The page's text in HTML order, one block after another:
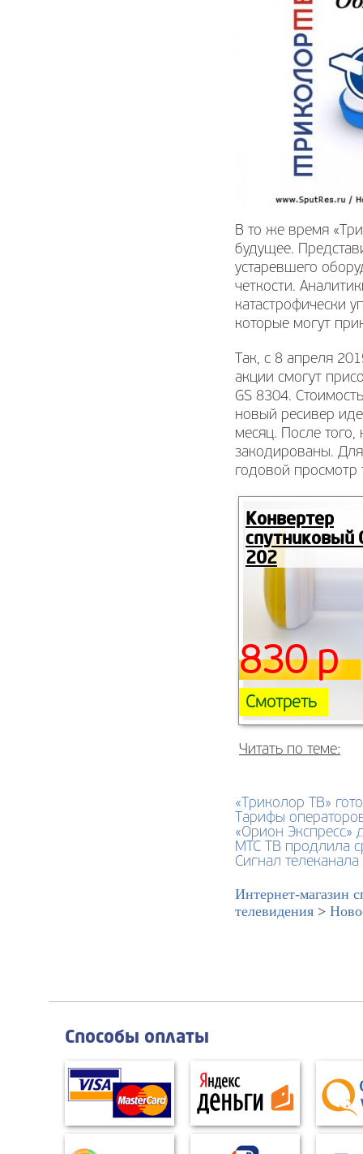
В то же время
будущее.
устаревшего
четкости.
катастрофически
которые могут
Так, с 8 апреля
акции смогут
GS 8304.
новый ресивер
месяц. После того,
закодированы.
годовой просмотр
Конвертер
спутниковый
202
Смотреть
830 р
Читать по теме:
«Триколор ТВ»
Тарифы
«Орион Экспресс»
МТС ТВ продлила
Сигнал
Интернет-магазин
телевидения >
Способы оплаты